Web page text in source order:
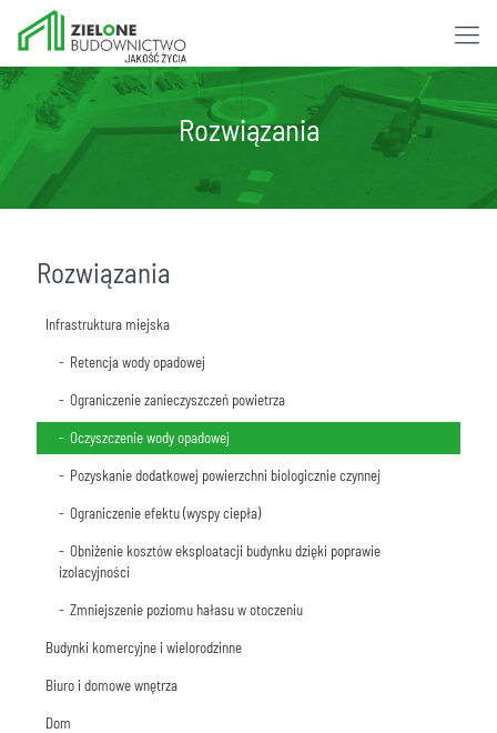
Rozwiązania
Rozwiązania
Infrastruktura miejska
Retencja wody opadowej
Ograniczenie zanieczyszczeń powietrza
Oczyszczenie wody opadowej
Pozyskanie dodatkowej powierzchni biologicznie czynnej
Ograniczenie efektu (wyspy ciepła)
Obniżenie kosztów eksploatacji budynku dzięki poprawie
izolacyjności
Zmniejszenie poziomu hałasu w otoczeniu
Budynki komercyjne i wielorodzinne
Retencja wody
Biuro i domowe wnętrza
Dom